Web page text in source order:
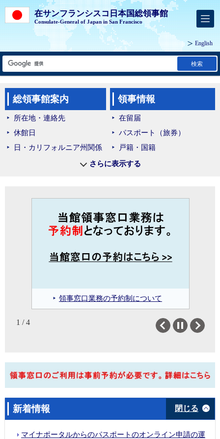
在サンフランシスコ日本国総領事館
Consulate-General of Japan in San Francisco
English
検索
さらに表示する
総領事館案内
所在地・連絡先
休館日
日・カリフォルニア州関係
領事情報
在留届
パスポート（旅券）
戸籍・国籍
証明
ジャパン・レール・パス
領事出張サービス
領事手数料
安全・生活情報
安全情報
医療情報
先 弁護
士・通訳リスト等
広報文化・教育
広報文化センター案内
交流の現場から
国際交流基金による助成等
科学技術
サンフランシスコの研究者
リンク
領事窓口業務の予約制について
カリフォルニア日系移民史・史跡
関連資料紹介ページ
メールアドレスはこちらをご覧く
ださい：連絡方法・窓口時間
入国手続オンラインサービス
1 / 4
新着情報 閉じる
マイナポータルからのパスポートのオンライン申請の運